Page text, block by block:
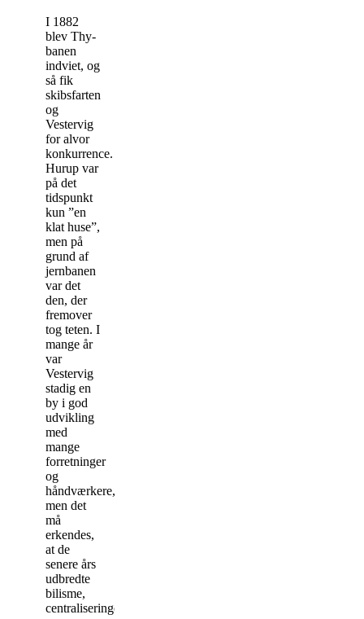
I 1882
blev Thy-
banen
indviet, og
så fik
skibsfarten
og
Vestervig
for alvor
konkurrence.
Hurup var
på det
tidspunkt
kun ”en
klat huse”,
men på
grund af
jernbanen
var det
den, der
fremover
tog teten. I
mange år
var
Vestervig
stadig en
by i god
udvikling
med
mange
forretninger
og
håndværkere,
men det
må
erkendes,
at de
senere års
udbredte
bilisme,
centraliseringer